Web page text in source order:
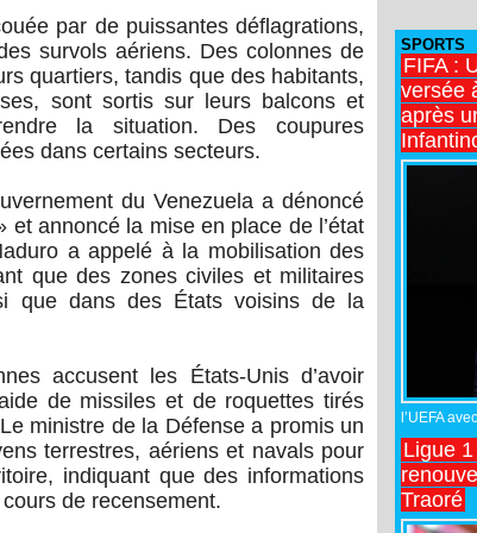
par de puissantes déflagrations,
survols aériens. Des colonnes de
quartiers, tandis que des habitants,
sont sortis sur leurs balcons et
la situation. Des coupures
dans certains secteurs.
du Venezuela a dénoncé
annoncé la mise en place de l’état
a appelé à la mobilisation des
que des zones civiles et militaires
que dans des États voisins de la
accusent les États-Unis d’avoir
de missiles et de roquettes tirés
ministre de la Défense a promis un
terrestres, aériens et navals pour
indiquant que des informations
de recensement.
SPORTS
FIFA :
versée
après
l’UEFA
Ligue
Traoré